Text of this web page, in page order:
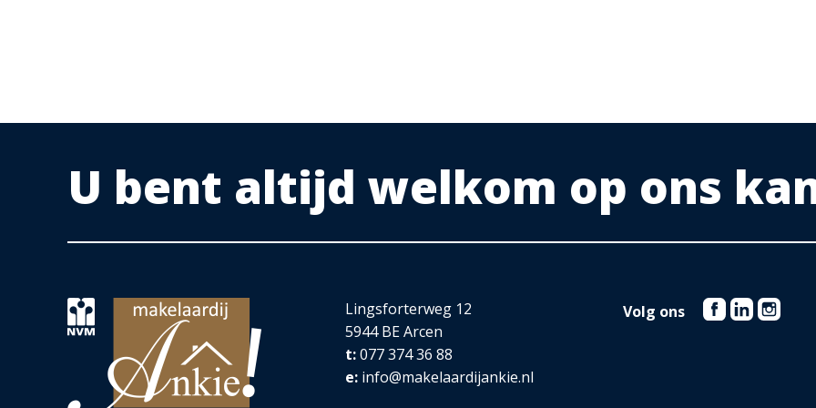
Grote garage en berging
OVERIGE KENMERKEN VAN DE OMGEVING:
Lekker wandelen aan de Maas of gewoon even lekker zitten genieten van de rust. Ten Oosten van Velden liggen
U bent altijd welkom op ons
Lingsforterweg 12
5944 BE Arcen
t:077 374 36 88
e: info@makelaardijankie.nl
Volg ons